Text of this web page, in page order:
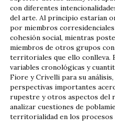
con diferentes
del arte. Al principio estarían
por miembros
cohesión social, mientras
miembros de otros grupos
territoriales que ello conlleva.
variables cronológicas y
Fiore y Crivelli para su
perspectivas importantes
rupestre y otros aspectos del
analizar cuestiones de
territorialidad en los procesos